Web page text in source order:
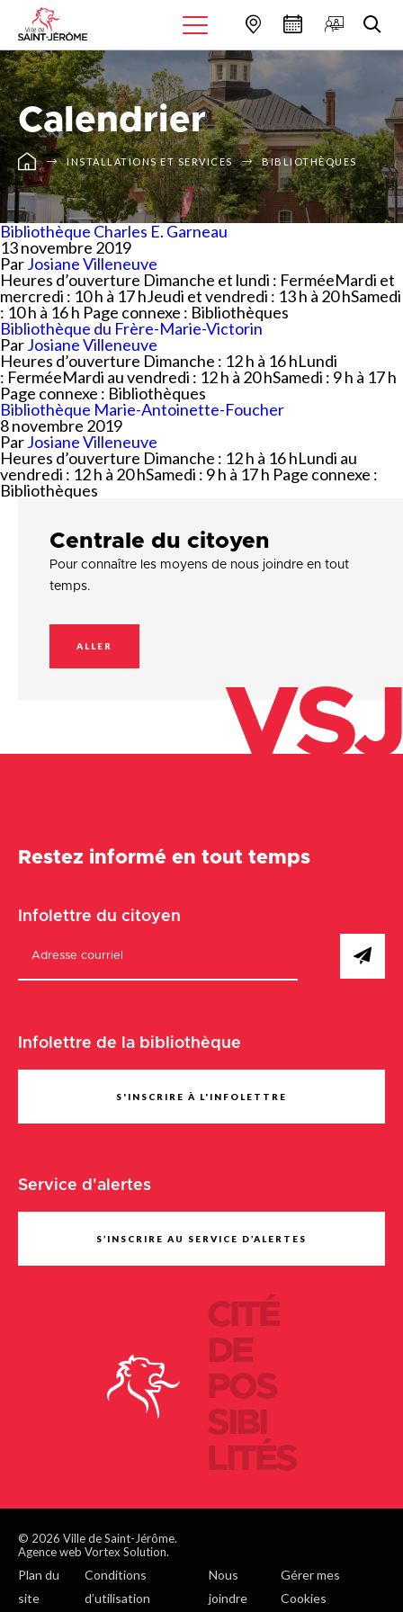
Calendrier
INSTALLATIONS ET SERVICES BIBLIOTHÈQUES
Bibliothèque Charles E. Garneau
13 novembre 2019
ParJosiane Villeneuve
Heures d’ouverture Dimanche et lundi : FerméeMardi et
mercredi : 10 h à 17 hJeudi et vendredi : 13 h à 20 hSamedi
: 10 h à 16 h Page connexe : Bibliothèques
Bibliothèque du Frère-Marie-Victorin
ParJosiane Villeneuve
Heures d’ouverture Dimanche : 12 h à 16 hLundi
: FerméeMardi au vendredi : 12 h à 20 hSamedi : 9 h à 17 h
Page connexe : Bibliothèques
Bibliothèque Marie-Antoinette-Foucher
8 novembre 2019
ParJosiane Villeneuve
Heures d’ouverture Dimanche : 12 h à 16 hLundi au
vendredi : 12 h à 20 hSamedi : 9 h à 17 h Page connexe :
Bibliothèques
Centrale du citoyen
Pour connaître les moyens de nous joindre en tout
temps.
ALLER
VSJ
CITÉ
DE
POS
SIBI
LITÉS
Restez informé en tout temps
Infolettre du citoyen
Infolettre de la bibliothèque
S'INSCRIRE À L'INFOLETTRE
Service d'alertes
S’INSCRIRE AU SERVICE D’ALERTES
© 2026 Ville de Saint-Jérôme.
Agence web Vortex Solution.
Plan du
site
Conditions
d’utilisation
Nous
joindre
Gérer mes
Cookies